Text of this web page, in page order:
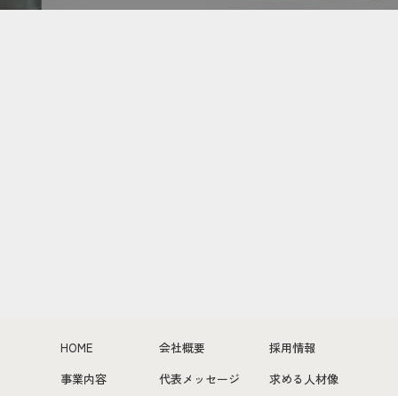
HOME
事業内容
会社概要
代表メッセージ
採用情報
求める人材像